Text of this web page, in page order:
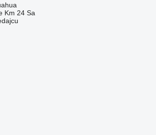
Km 24 Sa